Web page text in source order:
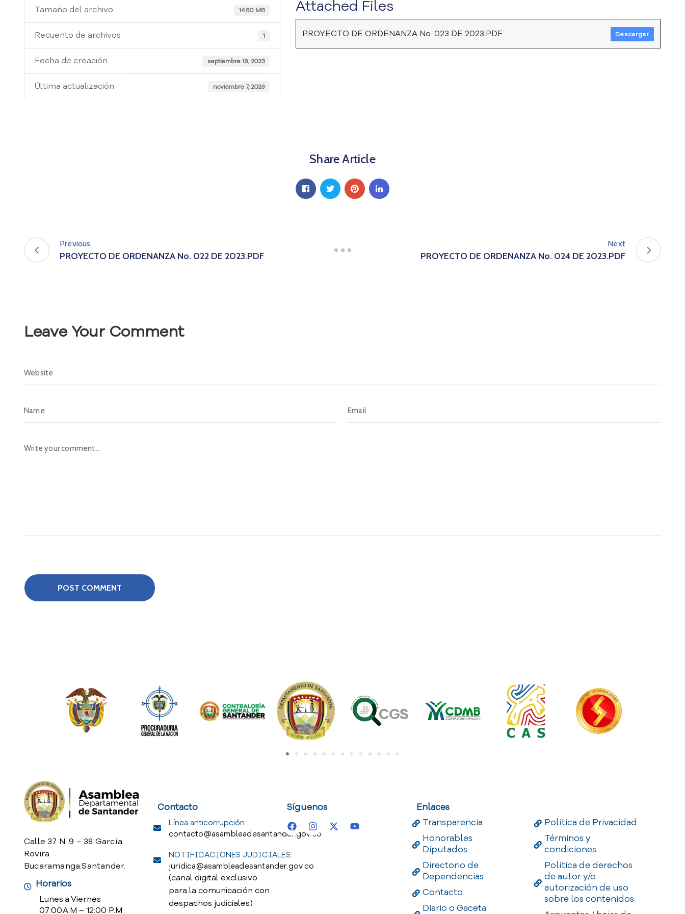
Tamaño del archivo 14.80 MB
Recuento de archivos 1
Fecha de creación septiembre 19, 2023
Última actualización noviembre 7, 2023
Attached Files
PROYECTO DE ORDENANZA No. 023 DE 2023.PDF Descargar
Share Article
Previous
PROYECTO DE ORDENANZA No. 022 DE 2023.PDF
Next
PROYECTO DE ORDENANZA No. 024 DE 2023.PDF
Leave Your Comment
Calle 37 N. 9 – 38 García
Rovira
Bucaramanga.Santander.
Horarios
Lunes a Viernes
07:00 A.M – 12:00 P.M
Contacto
Línea anticorrupción:
contacto@asambleadesantander.gov.co
NOTIFICACIONES JUDICIALES:
juridica@asambleadesantander.gov.co
(canal digital exclusivo
para la comunicación con
despachos judiciales)
Síguenos
Enlaces
Transparencia
Honorables
Diputados
Directorio de
Dependencias
Contacto
Diario o Gaceta
Política de Privacidad
Términos y
condiciones
Política de derechos
de autor y/o
autorización de uso
sobre los contenidos